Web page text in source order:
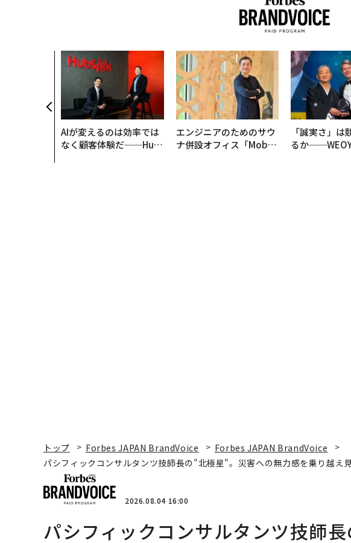
AIが変えるのは効率では
なく顧客体験だ──Hub
エンジニアのためのサウ
ナ併設オフィス「Mobiu
「誠実さ」は
るか
トップ Forbes JAPAN BrandVoice
Forbes JAPAN BrandVoice
パシフィックコンサルタンツ技師長の"北極星"。災害への無力感を乗り越え
2026.08.04 16:00
パシフィックコンサルタンツ技師